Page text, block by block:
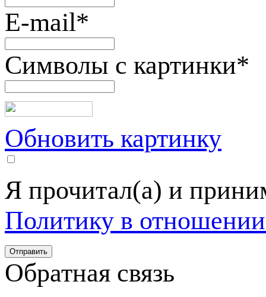
E-mail*
Символы с картинки*
Обновить картинку
Я прочитал(а) и
Политику в
Обратная связь